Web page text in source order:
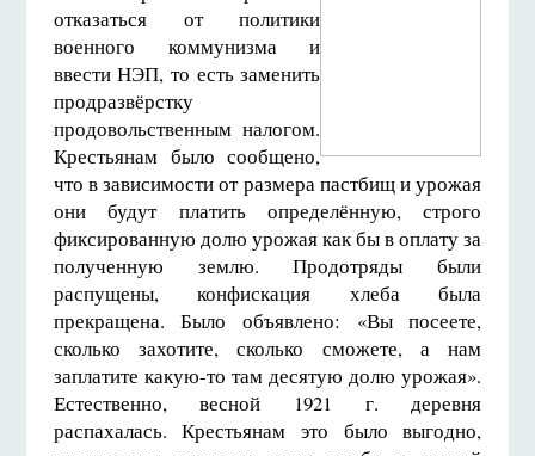
отказаться от политики
военного коммунизма и
ввести НЭП, то есть заменить
продразвёрстку
продовольственным налогом.
Крестьянам было сообщено,
что в зависимости от размера пастбищ и урожая
они будут платить определённую, строго
фиксированную долю урожая как бы в оплату за
полученную землю. Продотряды были
распущены, конфискация хлеба была
прекращена. Было объявлено: «Вы посеете,
сколько захотите, сколько сможете, а нам
заплатите какую-то там десятую долю урожая».
Естественно, весной 1921 г. деревня
распахалась. Крестьянам это было выгодно,